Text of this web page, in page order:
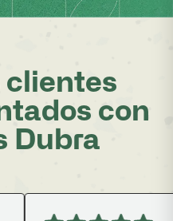
clientes
con
Dubra